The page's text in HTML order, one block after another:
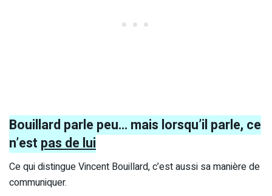
Bouillard parle peu… mais lorsqu’il parle, ce
n’est pas de lui
Ce qui distingue Vincent Bouillard, c’est aussi sa manière de
communiquer.